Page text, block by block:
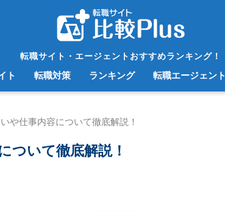
転職サイト・エージェントおすすめランキング！
ト 転職対策 ランキング 転職エージェント
や仕事内容について徹底解説！
ついて徹底解説！